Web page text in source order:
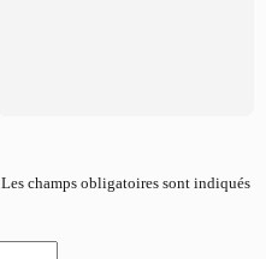
Les champs obligatoires sont indiqués